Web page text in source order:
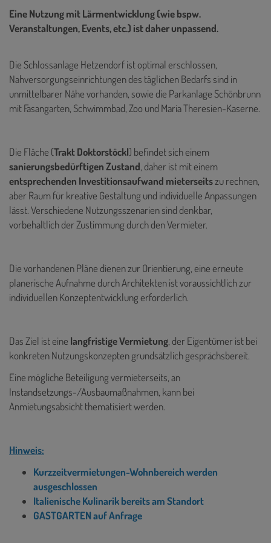
Eine Nutzung mit Lärmentwicklung (wie bspw.
Veranstaltungen, Events, etc.) ist daher unpassend.
Die Schlossanlage Hetzendorf ist optimal erschlossen,
Nahversorgungseinrichtungen des täglichen Bedarfs sind in
unmittelbarer Nähe vorhanden, sowie die Parkanlage Schönbrunn
mit Fasangarten, Schwimmbad, Zoo und Maria Theresien-Kaserne.
Die Fläche (Trakt Doktorstöckl) befindet sich einem
sanierungsbedürftigen Zustand, daher ist mit einem
entsprechenden Investitionsaufwand mieterseitszu rechnen,
aber Raum für kreative Gestaltung und individuelle Anpassungen
lässt. Verschiedene Nutzungsszenarien sind denkbar,
vorbehaltlich der Zustimmung durch den Vermieter.
Die vorhandenen Pläne dienen zur Orientierung, eine erneute
planerische Aufnahme durch Architekten ist voraussichtlich zur
individuellen Konzeptentwicklung erforderlich.
Das Ziel ist eine langfristige Vermietung, der Eigentümer ist bei
konkreten Nutzungskonzepten grundsätzlich gesprächsbereit.
Eine mögliche Beteiligung vermieterseits, an
Instandsetzungs-/Ausbaumaßnahmen, kann bei
Anmietungsabsicht thematisiert werden.
Hinweis:
Kurzzeitvermietungen-Wohnbereich werden
ausgeschlossen
Italienische Kulinarik bereits am Standort
GASTGARTEN auf Anfrage